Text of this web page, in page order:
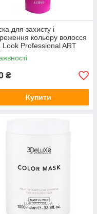
для захисту і
кольору волосся
Look Professional ART
Active Mask 1000
₴
Купити